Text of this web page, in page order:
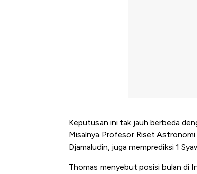
Keputusan ini tak jauh berbeda
Misalnya Profesor Riset Astronomi
Djamaludin, juga memprediksi 1
Thomas menyebut posisi bulan di